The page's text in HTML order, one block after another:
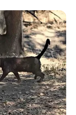
zu
der von
Zu sehen ist
so eingefallen ist,
möglichen
kostenlos